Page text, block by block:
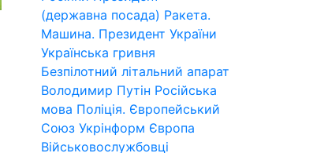
(державна посада) Ракета.
Машина. Президент України
Українська гривня
Безпілотний літальний апарат
Володимир Путін Російська
мова Поліція. Європейський
Союз Укрінформ Європа
Військовослужбовці